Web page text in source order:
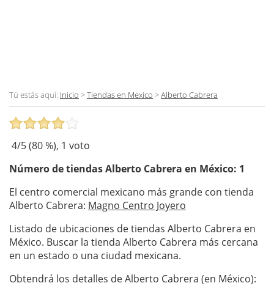
Tú estás aquí: Inicio >Tiendas en Mexico >Alberto Cabrera
4/5 (80%), 1 voto
Número de tiendasAlberto Cabrera en México: 1
El centro comercial mexicano más grande con tienda
Alberto Cabrera: Magno Centro Joyero
Listado de ubicaciones de tiendas Alberto Cabrera en
México. Buscar la tienda Alberto Cabrera más cercana
en un estado o una ciudad mexicana.
Obtendrá los detalles de Alberto Cabrera (en México):